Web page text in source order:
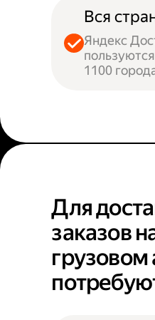
Вся
Яндекс
1100
Для
заказов
грузовом